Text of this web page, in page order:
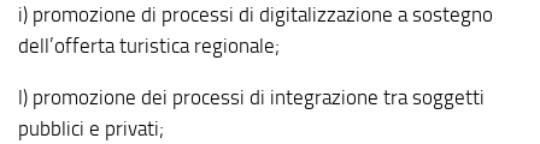
i) promozione di processi di digitalizzazione a sostegno
dell’offerta turistica regionale;
l) promozione dei processi di integrazione tra soggetti
pubblici e privati;